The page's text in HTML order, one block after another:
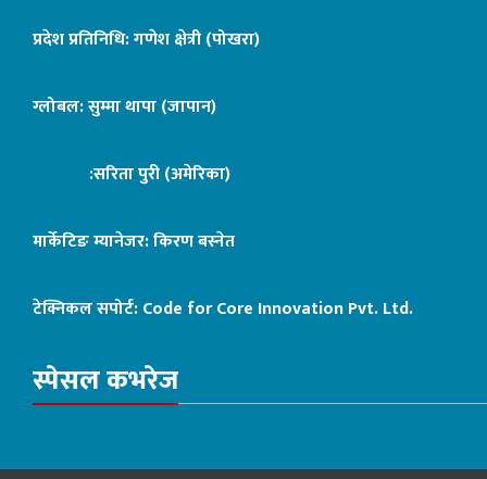
प्रदेश प्रतिनिधि: गणेश क्षेत्री (पोखरा)
ग्लोबल: सुम्मा थापा (जापान)
:सरिता पुरी (अमेरिका)
मार्केटिङ म्यानेजर: किरण बस्नेत
टेक्निकल सपोर्ट:Code for Core Innovation Pvt. Ltd.
स्पेसल कभरेज